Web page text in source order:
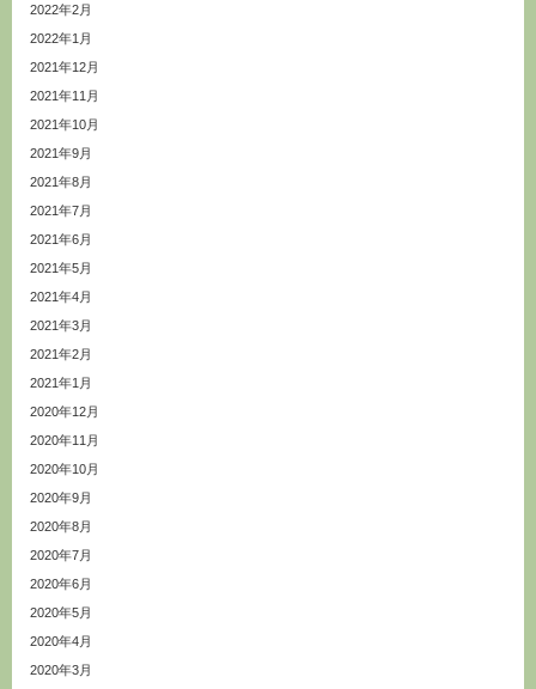
2022年2月
2022年1月
2021年12月
2021年11月
2021年10月
2021年9月
2021年8月
2021年7月
2021年6月
2021年5月
2021年4月
2021年3月
2021年2月
2021年1月
2020年12月
2020年11月
2020年10月
2020年9月
2020年8月
2020年7月
2020年6月
2020年5月
2020年4月
2020年3月